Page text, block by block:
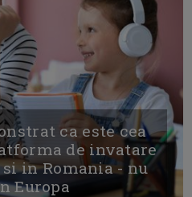
ca este cea
de invatare
in Romania - nu
Europa